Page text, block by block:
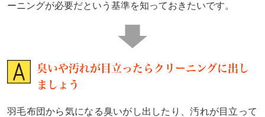
ーニングが必要だという基準を知っておきたいです。
臭いや汚れが目立ったらクリーニングに出し
ましょう
羽毛布団から気になる臭いがし出したり、汚れが目立って